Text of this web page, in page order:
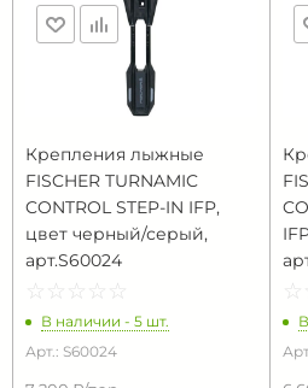
Крепления лыжные
FISCHER TURNAMIC
CONTROL STEP-IN IFP,
цвет черный/серый,
арт.S60024
☆ ☆ ☆ ☆ ☆
★ ★ ★ ★ ★
В наличии - 5 шт.
Арт.: S60024
☆★